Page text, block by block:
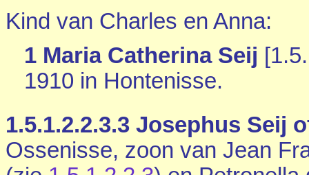
Kind van Charles en Anna:
1 Maria Catherina Seij [
1910 in Hontenisse.
1.5.1.2.2.3.3 Josephus Seij
Ossenisse, zoon van Jean